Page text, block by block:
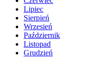
Lipiec
Sierpień
Wrzesień
Październik
Listopad
Grudzień